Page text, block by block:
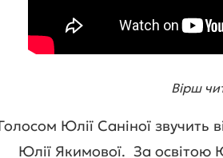
Вірш
Юлії Саніної
Юлії Якимової. За освітою